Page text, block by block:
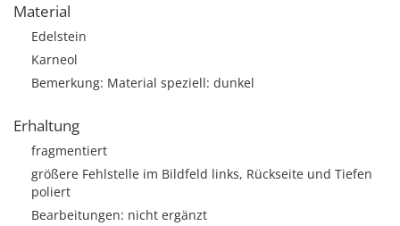
Material
Edelstein
Karneol
Bemerkung: Material speziell: dunkel
Erhaltung
fragmentiert
größere Fehlstelle im Bildfeld links, Rückseite und Tiefen
poliert
Bearbeitungen: nicht ergänzt